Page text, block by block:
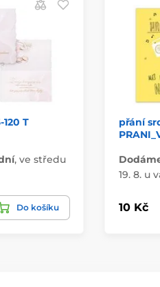
T
, ve středu
Do košíku
přání
19. 8. u
10 Kč